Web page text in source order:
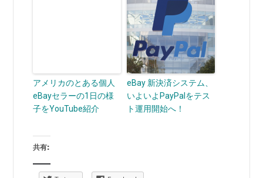
アメリカのとある個人
eBayセラーの1日の様
子をYouTube紹介
eBay 新決済システム、
いよいよPayPalをテス
ト運用開始へ！
共有: